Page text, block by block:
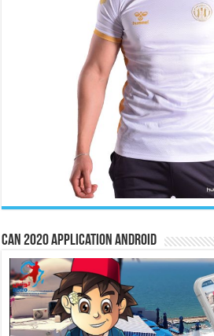
CAN 2020 Application Android